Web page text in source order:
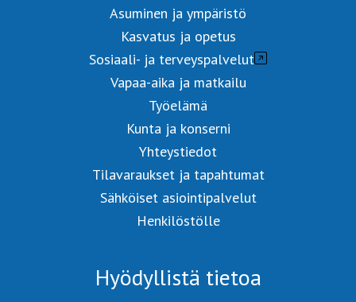
Asuminen ja ympäristö
Kasvatus ja opetus
Sosiaali- ja terveyspalvelut
Vapaa-aika ja matkailu
Työelämä
Kunta ja konserni
Yhteystiedot
Tilavaraukset ja tapahtumat
Sähköiset asiointipalvelut
Henkilöstölle
Hyödyllistä tietoa